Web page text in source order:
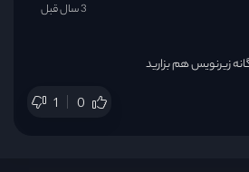
زیرنویس هم بزارید
1 0
3 سال قبل